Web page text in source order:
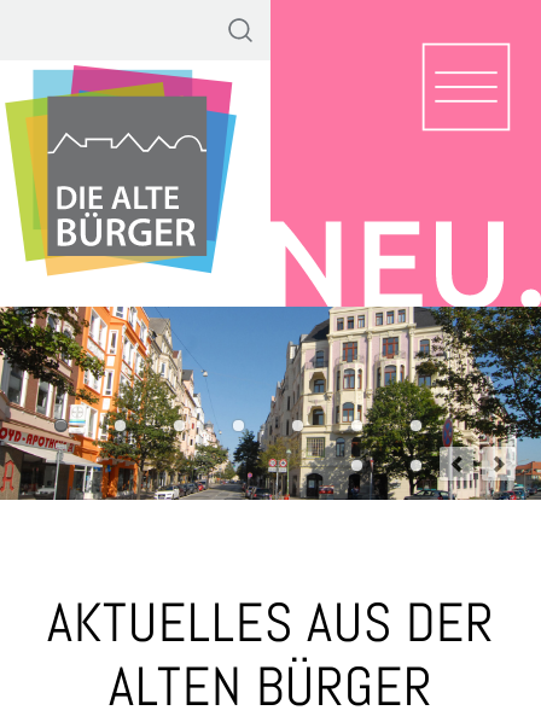
Navigation
überspringen
AKTUELLES AUS DER
ALTEN BÜRGER